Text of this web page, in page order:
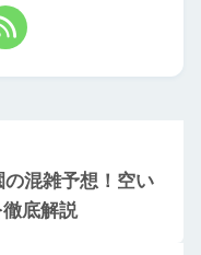
の混雑予想！空い
底解説